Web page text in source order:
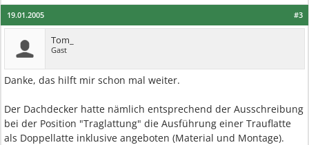
#3
19.01.2005
Tom_
Gast
Danke, das hilft mir schon mal weiter.
Der Dachdecker hatte nämlich entsprechend der Ausschreibung
bei der Position "Traglattung" die Ausführung einer Trauflatte
als Doppellatte inklusive angeboten (Material und Montage).